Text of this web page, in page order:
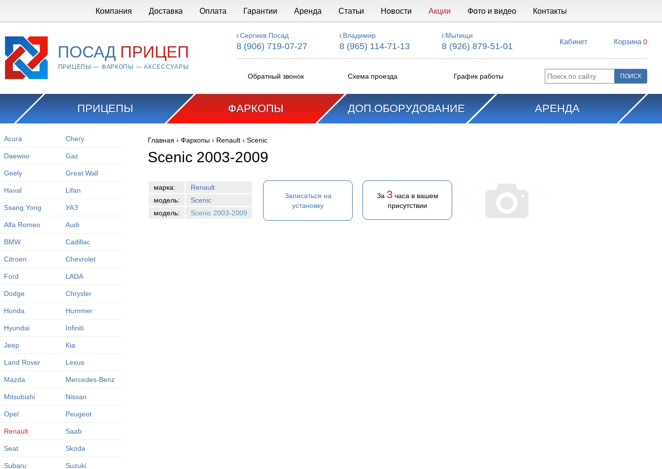
Компания Доставка Оплата Гарантии Аренда Статьи Новости Акции Фото и видео Контакты
ПОСАД ПРИЦЕП
ПРИЦЕПЫ — ФАРКОПЫ — АКСЕССУАРЫ
г.Сергиев Посад
8 (906) 719-07-27
г.Владимир
8 (965) 114-71-13
г.Мытищи
8 (926) 879-51-01 Кабинет Корзина 0
Обратный звонок Схема проезда График работы
ПРИЦЕПЫ ФАРКОПЫ ДОП.ОБОРУДОВАНИЕ АРЕНДА
Acura Chery
Daewoo Gaz
Geely Great Wall
Haval Lifan
Ssang Yong УАЗ
Alfa Romeo Audi
BMW Cadillac
Citroen Chevrolet
Ford LADA
Dodge Chrysler
Honda Hummer
Hyundai Infiniti
Jeep Kia
Land Rover Lexus
Mazda Mercedes-Benz
Mitsubishi Nissan
Opel Peugeot
Renault Saab
Seat Skoda
Subaru Suzuki
Вы здесь
Главная › Фаркопы › Renault › Scenic
Scenic 2003-2009
марка:
Renault
модель:
Scenic
модель:
Scenic 2003-2009
Записаться на
установку
За 3часа в вашем
присутствии